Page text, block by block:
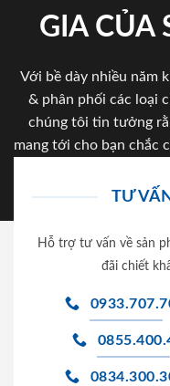
GIA CỦA
Với bề dày nhiều năm
& phân phối các loại
chúng tôi tin tưởng
mang tới cho bạn chắc
TƯ
Hỗ trợ tư vấn về sản
đãi chiết